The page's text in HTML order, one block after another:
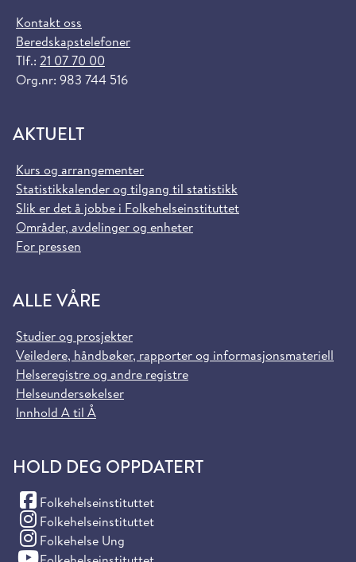
Kontakt oss
Beredskapstelefoner
Tlf.: 21 07 70 00
Org.nr: 983 744 516
AKTUELT
Kurs og arrangementer
Statistikkalender og tilgang til statistikk
Slik er det å jobbe i Folkehelseinstituttet
Områder, avdelinger og enheter
For pressen
ALLE VÅRE
Studier og prosjekter
Veiledere, håndbøker, rapporter og informasjonsmateriell
Helseregistre og andre registre
Helseundersøkelser
Innhold A til Å
HOLD DEG OPPDATERT
Folkehelseinstituttet
(Facebook)
Folkehelseinstituttet
(Instagram)
Folkehelse Ung
(Instagram)